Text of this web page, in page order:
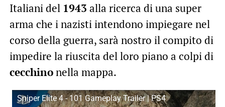
Italiani del 1943 alla ricerca di una super
arma che i nazisti intendono impiegare nel
corso della guerra, sarà nostro il compito di
impedire la riuscita del loro piano a colpi di
cecchinonella mappa.
Sniper Elite 4 - 101 Gameplay Trailer | PS4